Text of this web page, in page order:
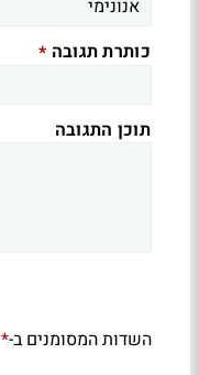
כותרת תגובה *
תוכן התגובה
השדות המסומנים ב-*